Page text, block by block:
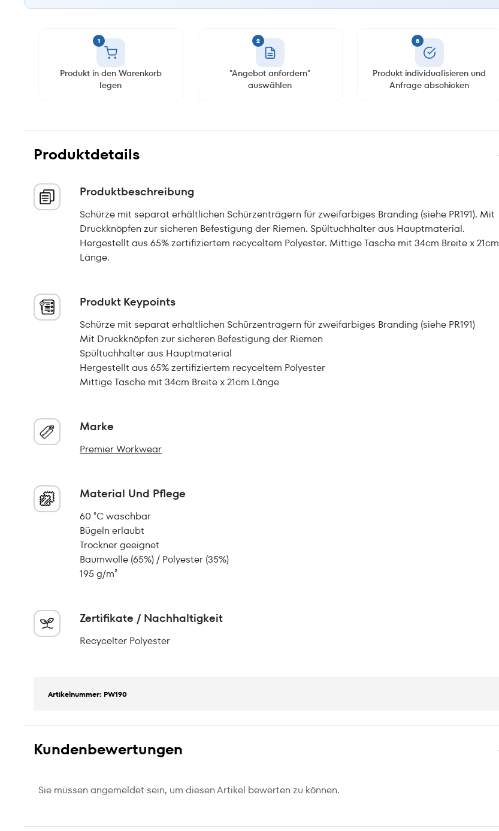
1
Produkt in den Warenkorb
legen
2
"Angebot anfordern"
auswählen
3
Produkt individualisieren und
Anfrage abschicken
Produktdetails
Produktbeschreibung
Schürze mit separat erhältlichen Schürzenträgern für zweifarbiges Branding (siehe PR191). Mit
Druckknöpfen zur sicheren Befestigung der Riemen. Spültuchhalter aus Hauptmaterial.
Hergestellt aus 65% zertifiziertem recyceltem Polyester. Mittige Tasche mit 34cm Breite x 21cm
Länge.
Produkt Keypoints
Schürze mit separat erhältlichen Schürzenträgern für zweifarbiges Branding (siehe PR191)
Mit Druckknöpfen zur sicheren Befestigung der Riemen
Spültuchhalter aus Hauptmaterial
Hergestellt aus 65% zertifiziertem recyceltem Polyester
Mittige Tasche mit 34cm Breite x 21cm Länge
Marke
Premier Workwear
Material Und Pflege
60 °C waschbar
Bügeln erlaubt
Trockner geeignet
Baumwolle (65%) / Polyester (35%)
195 g/m²
Zertifikate / Nachhaltigkeit
Recycelter Polyester
Artikelnummer: PW190
Kundenbewertungen
Sie müssen angemeldet sein, um diesen Artikel bewerten zu können.